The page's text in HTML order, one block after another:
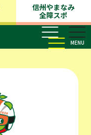
信州やまなみ
全障スポ
MENU